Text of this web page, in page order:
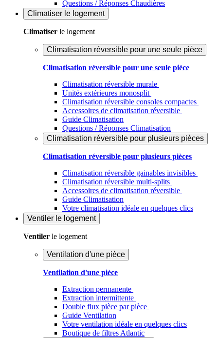
Questions / Réponses Chaudières
Climatiser le logement
Climatiser le logement
Climatisation réversible pour une seule pièce
Climatisation réversible pour une seule pièce
Climatisation réversible murale
Unités extérieures monosplit
Climatisation réversible consoles compactes
Accessoires de climatisation réversible
Guide Climatisation
Questions / Réponses Climatisation
Climatisation réversible pour plusieurs pièces
Climatisation réversible pour plusieurs pièces
Climatisation réversible gainables invisibles
Climatisation réversible multi-splits
Accessoires de climatisation réversible
Guide Climatisation
Votre climatisation idéale en quelques clics
Ventiler le logement
Ventiler le logement
Ventilation d'une pièce
Ventilation d'une pièce
Extraction permanente
Extraction intermittente
Double flux pièce par pièce
Guide Ventilation
Votre ventilation idéale en quelques clics
Boutique de filtres Atlantic